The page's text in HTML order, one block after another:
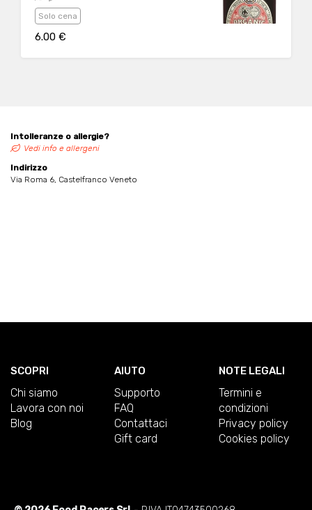
Solo cena
6.00 €
Intolleranze o allergie?
Vedi info e allergeni
Indirizzo
Via Roma 6, Castelfranco Veneto
SCOPRI
Chi siamo
Lavora con noi
Blog
AIUTO
Supporto
FAQ
Contattaci
Gift card
NOTE LEGALI
Termini e
condizioni
Privacy policy
Cookies policy